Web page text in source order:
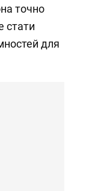
точно
стати
для